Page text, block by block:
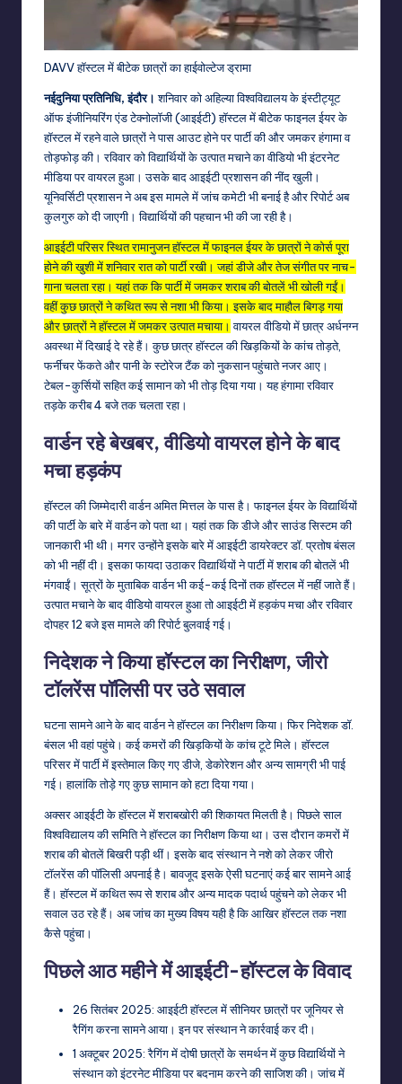
DAVV हॉस्टल में बीटेक छात्रों का हाईवोल्टेज ड्रामा
नईदुनिया प्रतिनिधि, इंदौर। शनिवार को अहिल्या विश्वविद्यालय के इंस्टीट्यूट
ऑफ इंजीनियरिंग एंड टेक्नोलॉजी (आइईटी) हॉस्टल में बीटेक फाइनल ईयर के
हॉस्टल में रहने वाले छात्रों ने पास आउट होने पर पार्टी की और जमकर हंगामा व
तोड़फोड़ की। रविवार को विद्यार्थियों के उत्पात मचाने का वीडियो भी इंटरनेट
मीडिया पर वायरल हुआ। उसके बाद आइईटी प्रशासन की नींद खुली।
यूनिवर्सिटी प्रशासन ने अब इस मामले में जांच कमेटी भी बनाई है और रिपोर्ट अब
कुलगुरु को दी जाएगी। विद्यार्थियों की पहचान भी की जा रही है।
आइईटी परिसर स्थित रामानुजन हॉस्टल में फाइनल ईयर के छात्रों ने कोर्स पूरा
होने की खुशी में शनिवार रात को पार्टी रखी। जहां डीजे और तेज संगीत पर नाच-
गाना चलता रहा। यहां तक कि पार्टी में जमकर शराब की बोतलें भी खोली गईं।
वहीं कुछ छात्रों ने कथित रूप से नशा भी किया। इसके बाद माहौल बिगड़ गया
और छात्रों ने हॉस्टल में जमकर उत्पात मचाया। वायरल वीडियो में छात्र अर्धनग्न
अवस्था में दिखाई दे रहे हैं। कुछ छात्र हॉस्टल की खिड़कियों के कांच तोड़ते,
फर्नीचर फेंकते और पानी के स्टोरेज टैंक को नुकसान पहुंचाते नजर आए।
टेबल-कुर्सियों सहित कई सामान को भी तोड़ दिया गया। यह हंगामा रविवार
तड़के करीब 4 बजे तक चलता रहा।
वार्डन रहे बेखबर, वीडियो वायरल होने के बाद
मचा हड़कंप
हॉस्टल की जिम्मेदारी वार्डन अमित मित्तल के पास है। फाइनल ईयर के विद्यार्थियों
की पार्टी के बारे में वार्डन को पता था। यहां तक कि डीजे और साउंड सिस्टम की
जानकारी भी थी। मगर उन्होंने इसके बारे में आइईटी डायरेक्टर डॉ. प्रतोष बंसल
को भी नहीं दी। इसका फायदा उठाकर विद्यार्थियों ने पार्टी में शराब की बोतलें भी
मंगवाईं। सूत्रों के मुताबिक वार्डन भी कई-कई दिनों तक हॉस्टल में नहीं जाते हैं।
उत्पात मचाने के बाद वीडियो वायरल हुआ तो आइईटी में हड़कंप मचा और रविवार
दोपहर 12 बजे इस मामले की रिपोर्ट बुलवाई गई।
निदेशक ने किया हॉस्टल का निरीक्षण, जीरो
टॉलरेंस पॉलिसी पर उठे सवाल
घटना सामने आने के बाद वार्डन ने हॉस्टल का निरीक्षण किया। फिर निदेशक डॉ.
बंसल भी वहां पहुंचे। कई कमरों की खिड़कियों के कांच टूटे मिले। हॉस्टल
परिसर में पार्टी में इस्तेमाल किए गए डीजे, डेकोरेशन और अन्य सामग्री भी पाई
गई। हालांकि तोड़े गए कुछ सामान को हटा दिया गया।
अक्सर आइईटी के हॉस्टल में शराबखोरी की शिकायत मिलती है। पिछले साल
विश्वविद्यालय की समिति ने हॉस्टल का निरीक्षण किया था। उस दौरान कमरों में
शराब की बोतलें बिखरी पड़ी थीं। इसके बाद संस्थान ने नशे को लेकर जीरो
टॉलरेंस की पॉलिसी अपनाई है। बावजूद इसके ऐसी घटनाएं कई बार सामने आई
हैं। हॉस्टल में कथित रूप से शराब और अन्य मादक पदार्थ पहुंचने को लेकर भी
सवाल उठ रहे हैं। अब जांच का मुख्य विषय यही है कि आखिर हॉस्टल तक नशा
कैसे पहुंचा।
पिछले आठ महीने में आइईटी-हॉस्टल के विवाद
26 सितंबर 2025: आइईटी हॉस्टल में सीनियर छात्रों पर जूनियर से
रैगिंग करना सामने आया। इन पर संस्थान ने कार्रवाई कर दी।
1 अक्टूबर 2025: रैगिंग में दोषी छात्रों के समर्थन में कुछ विद्यार्थियों ने
संस्थान को इंटरनेट मीडिया पर बदनाम करने की साजिश की। जांच में